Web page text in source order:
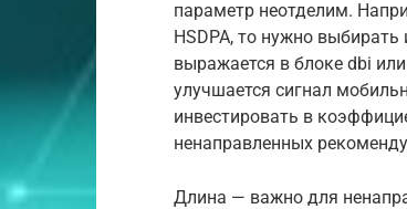
параметр неотделим.
HSDPA, то нужно
выражается в блоке dbi
улучшается сигнал
инвестировать в
ненаправленных
Длина — важно для